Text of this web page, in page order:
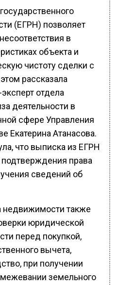
(ЕГРН) позволяет
в
объекта и
чистоту сделки с
рассказала
отдела
деятельности в
сфере Управления
Екатерина Атанасова.
что выписка из ЕГРН
права
сведений об
недвижимости также
юридической
перед покупкой,
вычета,
при получении
межевании земельного